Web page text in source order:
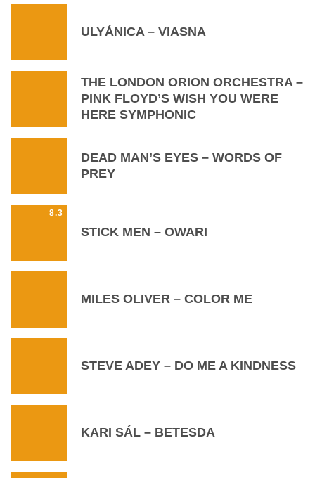
ULYÁNICA – VIASNA
THE LONDON ORION ORCHESTRA –
PINK FLOYD’S WISH YOU WERE
HERE SYMPHONIC
DEAD MAN’S EYES – WORDS OF
PREY
8.3
STICK MEN – OWARI
MILES OLIVER – COLOR ME
STEVE ADEY – DO ME A KINDNESS
KARI SÁL – BETESDA